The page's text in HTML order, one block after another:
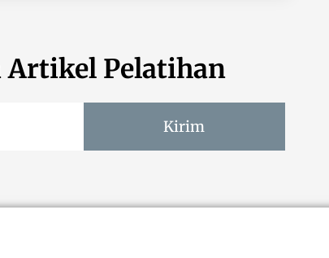
Artikel Pelatihan
Kirim